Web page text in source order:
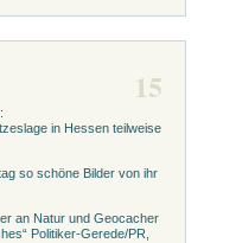
15
in Hessen teilweise
so schöne Bilder von ihr
an Natur und Geocacher
Politiker-Gerede/PR,